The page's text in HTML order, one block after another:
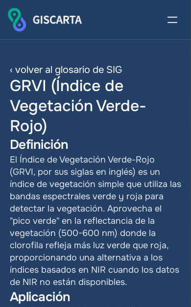
‹ volver al glosario de SIG
GRVI (Índice de
Vegetación Verde-
Rojo)
Definición
El Índice de Vegetación Verde-Rojo
(GRVI, por sus siglas en inglés) es un
índice de vegetación simple que utiliza las
bandas espectrales verde y roja para
detectar la vegetación. Aprovecha el
"pico verde" en la reflectancia de la
vegetación (500-600 nm) donde la
clorofila refleja más luz verde que roja,
proporcionando una alternativa a los
índices basados en NIR cuando los datos
de NIR no están disponibles.
Aplicación